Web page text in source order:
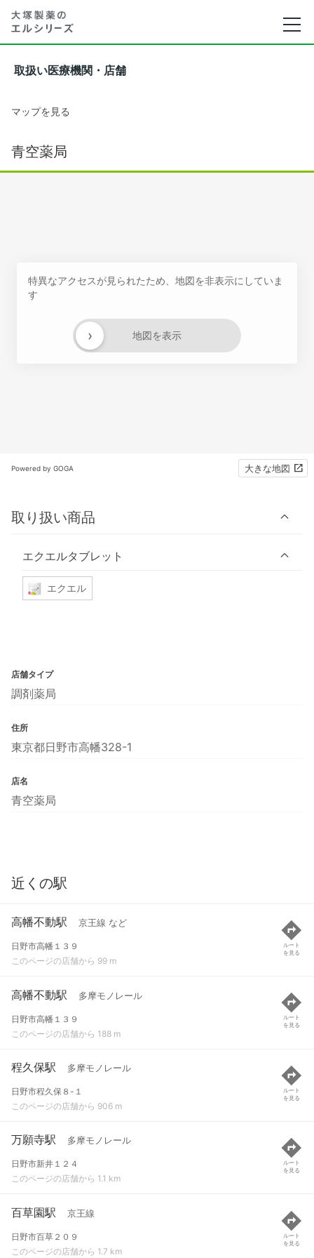
取扱い医療機関・店舗
マップを見る
青空薬局
特異なアクセスが見られたため、地図を非表示にしていま
す
地図を表示
›
Powered by GOGA 大きな地図
取り扱い商品
エクエルタブレット
エクエル
店舗タイプ
調剤薬局
住所
東京都日野市高幡328-1
店名
青空薬局
近くの駅
高幡不動駅 京王線 など
日野市高幡１３９
このページの店舗から 99 m
ルート
を見る
高幡不動駅 多摩モノレール
日野市高幡１３９
このページの店舗から 188 m
ルート
を見る
程久保駅 多摩モノレール
日野市程久保８-１
このページの店舗から 906 m
ルート
を見る
万願寺駅 多摩モノレール
日野市新井１２４
このページの店舗から 1.1 km
ルート
を見る
百草園駅 京王線
日野市百草２０９
このページの店舗から 1.7 km
ルート
を見る